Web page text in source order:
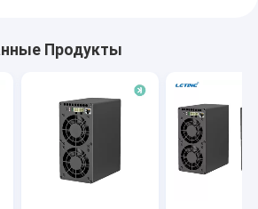
Продукты